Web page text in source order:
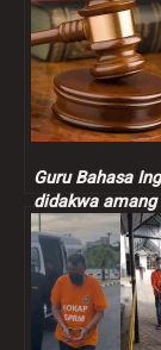
Guru Bahasa
didakwa amang
seksual murid
perempuan 9